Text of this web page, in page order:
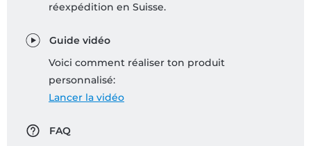
réexpédition en Suisse.
Guide vidéo
Voici comment réaliser ton produit
personnalisé:
Lancer la vidéo
FAQ